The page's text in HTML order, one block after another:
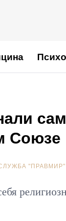
Союзе
"ПРАВМИР"